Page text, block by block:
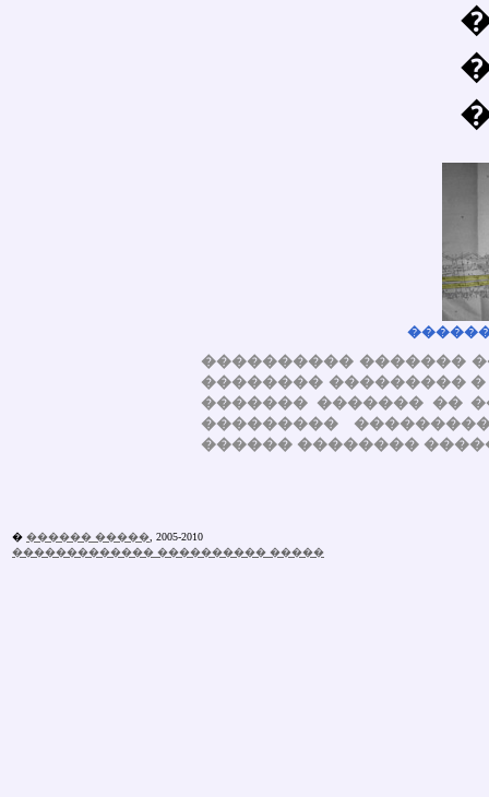
���������� �������
�������� ���������
������� ������� ��
���������
������ ��������
� ������ ����� , 2005-2010
������������� ���������� �����